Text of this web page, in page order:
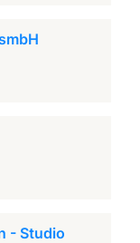
- Studio